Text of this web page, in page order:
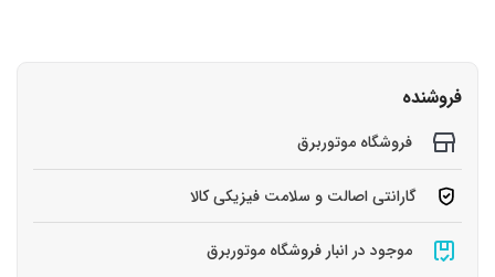
فروشنده
فروشگاه موتوربرق
گارانتی اصالت و سلامت فیزیکی کالا
موجود در انبار فروشگاه موتوربرق